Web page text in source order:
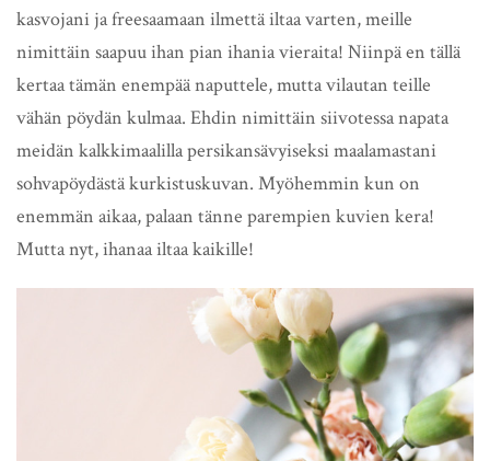
kasvojani ja freesaamaan ilmettä iltaa varten, meille
nimittäin saapuu ihan pian ihania vieraita! Niinpä en tällä
kertaa tämän enempää naputtele, mutta vilautan teille
vähän pöydän kulmaa. Ehdin nimittäin siivotessa napata
meidän kalkkimaalilla persikansävyiseksi maalamastani
sohvapöydästä kurkistuskuvan. Myöhemmin kun on
enemmän aikaa, palaan tänne parempien kuvien kera!
Mutta nyt, ihanaa iltaa kaikille!